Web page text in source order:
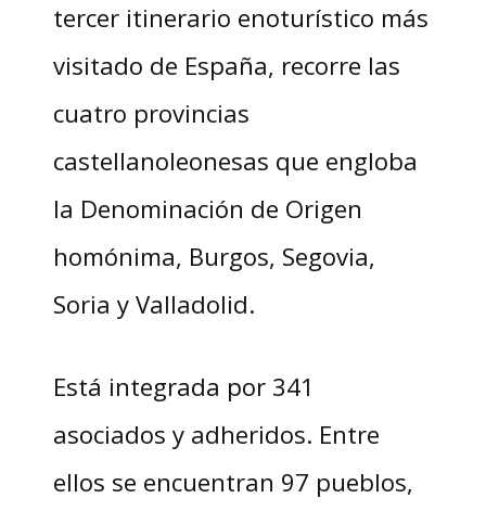
tercer itinerario enoturístico más
visitado de España, recorre las
cuatro provincias
castellanoleonesas que engloba
la Denominación de Origen
homónima, Burgos, Segovia,
Soria y Valladolid.
Está integrada por 341
asociados y adheridos. Entre
ellos se encuentran 97 pueblos,